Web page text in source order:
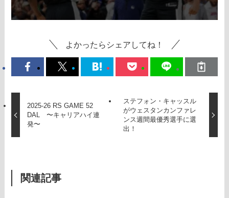
よかったらシェアしてね！
2025-26 RS GAME 52
DAL 〜キャリアハイ連
発〜
ステフォン・キャッスル
がウェスタンカンファレ
ンス週間最優秀選手に選
出！
関連記事